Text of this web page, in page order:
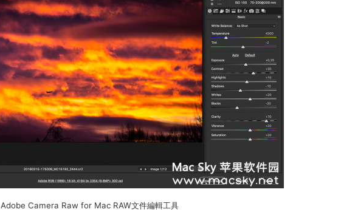
Adobe Camera Raw for Mac RAW文件編輯工具